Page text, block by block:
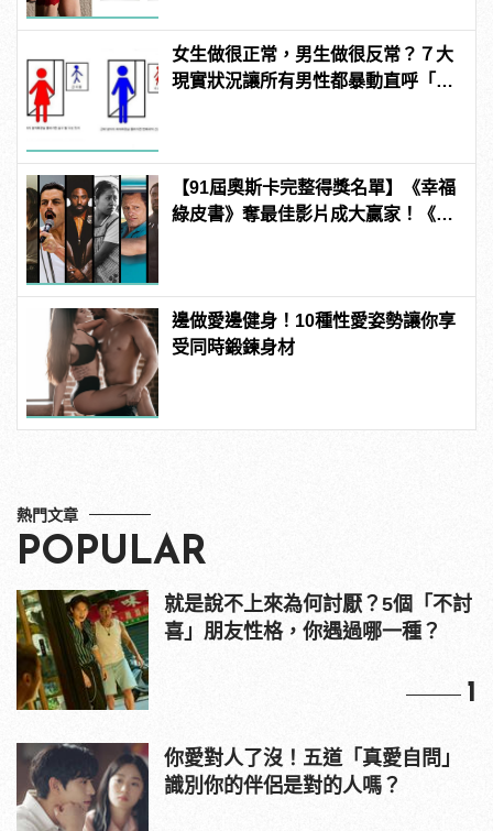
女生做很正常，男生做很反常？７大
現實狀況讓所有男性都暴動直呼「不
【91屆奧斯卡完整得獎名單】《幸福
綠皮書》奪最佳影片成大贏家！《波
邊做愛邊健身！10種性愛姿勢讓你享
受同時鍛鍊身材
熱門文章
POPULAR
就是說不上來為何討厭？5個「不討
喜」朋友性格，你遇過哪一種？
1
你愛對人了沒！五道「真愛自問」
識別你的伴侶是對的人嗎？